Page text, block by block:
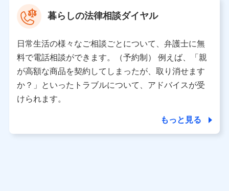
氏名、電話番号、メールアドレス、お客さまの識別子、属
性、連絡先、dポイントサービスのご利用に関する情報。例
として、dポイントカード番号、性別、年齢、家族構成、住
所、dポイント残高、dポイント利用履歴などが含まれます。
利用情報
当社又は株式会社NTTドコモが提供する各種サービスなどの
ご契約・ご利用などに関する情報。例として、当社又は株式
会社NTTドコモが提供する各種サービスのご契約状態・ご利
用履歴インターネット利用時の行動に関する情報、アプリケ
ーション利用時の行動に関する情報、購入されたサービスや
当社又は株式会社NTTドコモが提供する保険関連サービスに
暮らしの法律相談ダイヤル
日常生活の様々なご相談ごとについて、弁護士に無
料で電話相談ができます。（予約制） 例えば、「親
が高額な商品を契約してしまったが、取り消せます
か？」といったトラブルについて、アドバイスが受
けられます。
もっと見る